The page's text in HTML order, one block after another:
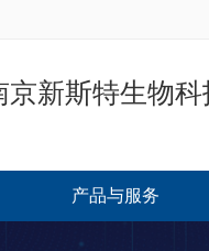
京新斯特生物
产品与服务